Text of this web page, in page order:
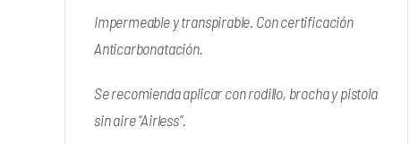
Impermeable y transpirable. Con certificación
Anticarbonatación.
Se recomienda aplicar con rodillo, brocha y pistola
sin aire “Airless”.